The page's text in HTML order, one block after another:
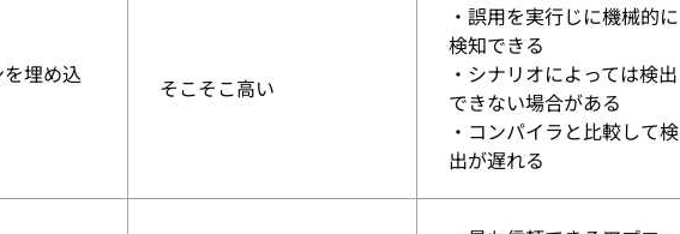
埋め込
そこそこ高い
・誤用を実行じに機械的に
検知できる
・シナリオによっては検出
できない場合がある
・コンパイラと比較して検
出が遅れる